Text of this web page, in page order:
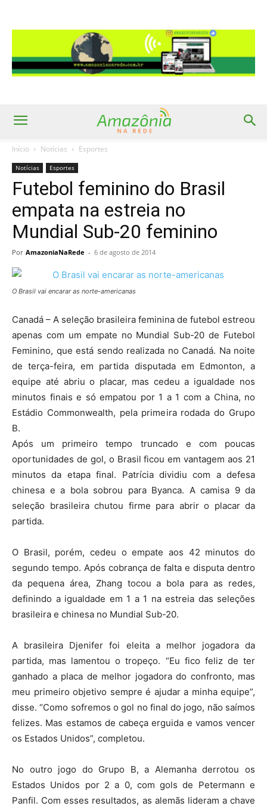
Início Notícias Esportes
Notícias Esportes
Futebol feminino do Brasil
empata na estreia no
Mundial Sub-20 feminino
Por AmazoniaNaRede - 6 de agosto de 2014
O Brasil vai encarar as norte-americanas
Canadá – A seleção brasileira feminina de futebol estreou
apenas com um empate no Mundial Sub-20 de Futebol
Feminino, que está sendo realizada no Canadá. Na noite
de terça-feira, em partida disputada em Edmonton, a
equipe até abriu o placar, mas cedeu a igualdade nos
minutos finais e só empatou por 1 a 1 com a China, no
Estádio Commonwealth, pela primeira rodada do Grupo
B.
Após um primeiro tempo truncado e com poucas
oportunidades de gol, o Brasil ficou em vantagem aos 21
minutos da etapa final. Patrícia dividiu com a defesa
chinesa e a bola sobrou para Byanca. A camisa 9 da
seleção brasileira chutou firme para abrir o placar da
partida.
O Brasil, porém, cedeu o empate aos 42 minutos do
segundo tempo. Após cobrança de falta e disputa dentro
da pequena área, Zhang tocou a bola para as redes,
definindo a igualdade em 1 a 1 na estreia das seleções
brasileira e chinesa no Mundial Sub-20.
A brasileira Djenifer foi eleita a melhor jogadora da
partida, mas lamentou o tropeço. “Eu fico feliz de ter
ganhado a placa de melhor jogadora do confronto, mas
meu primeiro objetivo sempre é ajudar a minha equipe”,
disse. “Como sofremos o gol no final do jogo, não saímos
felizes. Mas estamos de cabeça erguida e vamos vencer
os Estados Unidos”, completou.
No outro jogo do Grupo B, a Alemanha derrotou os
Estados Unidos por 2 a 0, com gols de Petermann e
Panfil. Com esses resultados, as alemãs lideram a chave